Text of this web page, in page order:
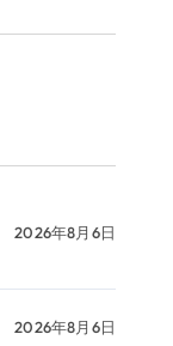
2026年8月6日
2026年8月6日